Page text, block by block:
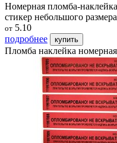
Номерная пломба-
стикер небольшого
от 5.10
подробнее
купить
Пломба наклейка